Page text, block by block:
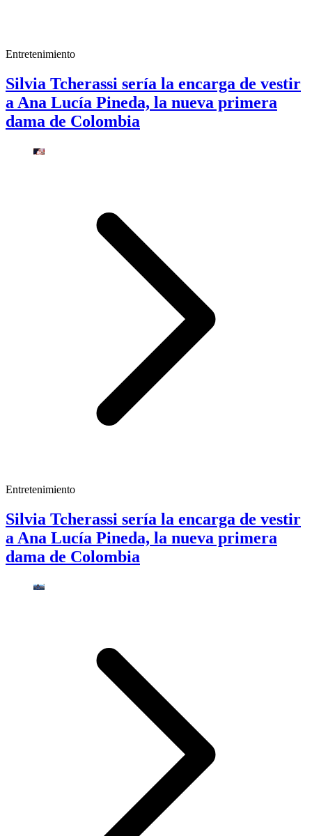
Entretenimiento
Silvia Tcherassi sería la encarga de vestir
a Ana Lucía Pineda, la nueva primera
dama de Colombia
Entretenimiento
Silvia Tcherassi sería la encarga de vestir
a Ana Lucía Pineda, la nueva primera
dama de Colombia